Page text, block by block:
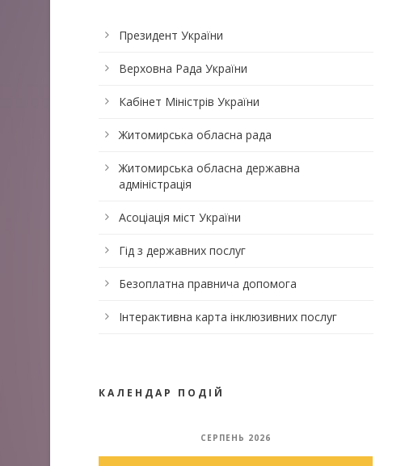
Президент України
Верховна Рада України
Кабінет Міністрів України
Житомирська обласна рада
Житомирська обласна державна
адміністрація
Асоціація міст України
Гід з державних послуг
Безоплатна правнича допомога
Інтерактивна карта інклюзивних послуг
КАЛЕНДАР ПОДІЙ
СЕРПЕНЬ 2026